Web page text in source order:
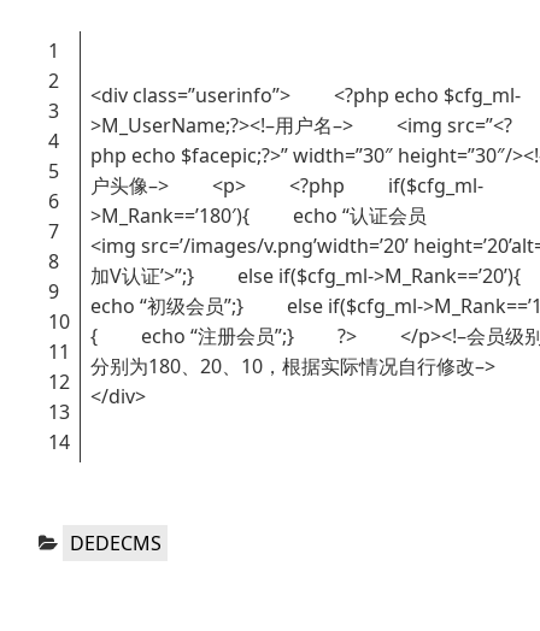
1
2
3
4
5
6
7
8
9
10
11
12
13
14
<div class=”userinfo”> <?php echo $cfg_ml-
>M_UserName;?><!–用户名–> <img src=”<?
php echo $facepic;?>” width=”30″ height=”30″/
户头像–> <p> <?php if($cfg_ml-
>M_Rank==’180′){ echo “认证会员
<img src=’/images/v.png’width=’20’
加V认证’>”;} else if($cfg_ml-
echo “初级会员”;} else if($cfg_ml-
{ echo “注册会员”;} ?> </p><!–会员级
分别为180、20、10，根据实际情况自行修改–>
</div>
分
DEDECMS